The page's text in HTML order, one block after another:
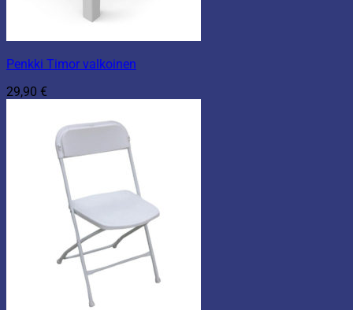
Penkki Timor valkoinen
29,90 €